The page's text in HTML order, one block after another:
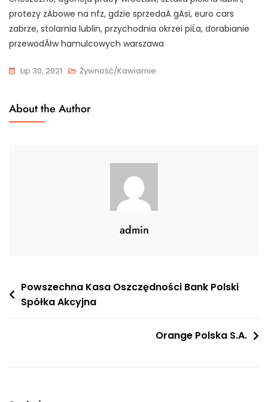
protezy zÄbowe na nfz, gdzie sprzedaÄ gÄsi, euro cars
zabrze, stolarnia lublin, przychodnia okrzei piĹa, dorabianie
przewodĂłw hamulcowych warszawa
Lip 30, 2021 Żywność/Kawiarnie
About the Author
admin
Nawigacja
wpisu
Powszechna Kasa Oszczędności Bank Polski
Spółka Akcyjna
Orange Polska S.A.